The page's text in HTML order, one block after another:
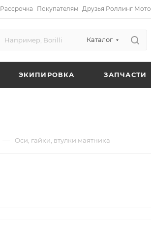
Рассрочка Покупателям Друзья Роллинг Мото
Каталог
ЭКИПИРОВКА ЗАПЧАСТИ
— Оси, гайки, втулки маятника